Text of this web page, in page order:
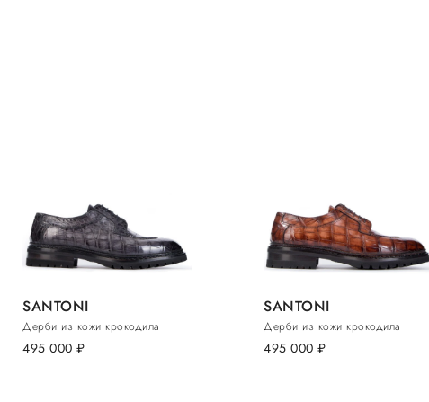
SANTONI
Дерби из кожи крокодила
495 000 руб.
SANTONI
Дерби из кожи крокодила
495 000 руб.